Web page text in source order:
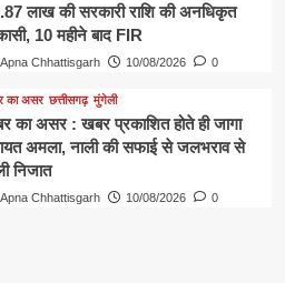
लाख की सरकारी राशि की अनधिकृत
10 महीने बाद FIR
Apna Chhattisgarh 10/08/2026 0
का असर छत्तीसगढ़ मुंगेली
का असर : खबर प्रकाशित होते ही जागा
अमला, नाली की सफाई से जलभराव से
निजात
Apna Chhattisgarh 10/08/2026 0